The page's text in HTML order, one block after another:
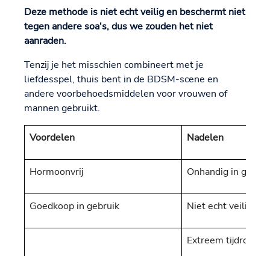
Deze methode is niet echt veilig en beschermt niet
tegen andere soa's, dus we zouden het niet
aanraden.
Tenzij je het misschien combineert met je
liefdesspel, thuis bent in de BDSM-scene en
andere voorbehoedsmiddelen voor vrouwen of
mannen gebruikt.
Voordelen Nadelen
Hormoonvrij Onhandig in
Goedkoop in gebruik Niet echt veilig
Extreem tijdrovend